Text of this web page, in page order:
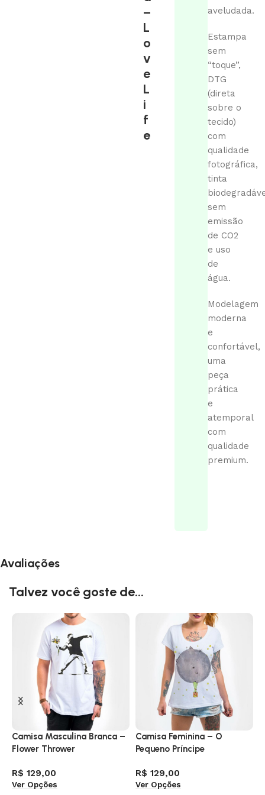
–
L
o
v
e
L
i
f
e
aveludada.
Estampa
sem
“toque”,
DTG
(direta
sobre o
tecido)
com
qualidade
fotográfica,
tinta
sem
emissão
de CO2
e uso
de
água.
Modelagem
moderna
e
confortável,
uma
peça
prática
e
atemporal
com
qualidade
premium.
Avaliações
Talvez você goste de...
Camisa Masculina Branca –
Flower Thrower
R$ 129,00
Ver Opções
Camisa Feminina – O
Pequeno Príncipe
R$ 129,00
Ver Opções